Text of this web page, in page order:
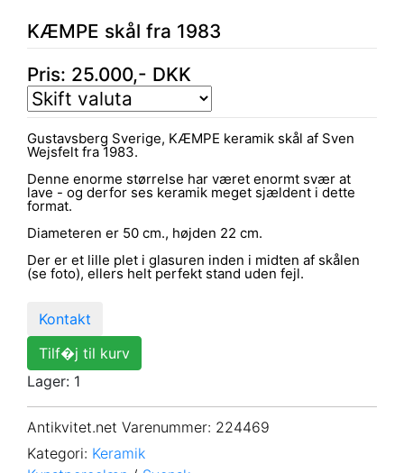
KÆMPE skål fra 1983
Pris: 25.000,- DKK
Gustavsberg Sverige, KÆMPE keramik skål af Sven
Wejsfelt fra 1983.
Denne enorme størrelse har været enormt svær at
lave - og derfor ses keramik meget sjældent i dette
format.
Diameteren er 50 cm., højden 22 cm.
Der er et lille plet i glasuren inden i midten af skålen
(se foto), ellers helt perfekt stand uden fejl.
Kontakt
Tilf�j til kurv
Lager: 1
Antikvitet.net Varenummer: 224469
Kategori: Keramik